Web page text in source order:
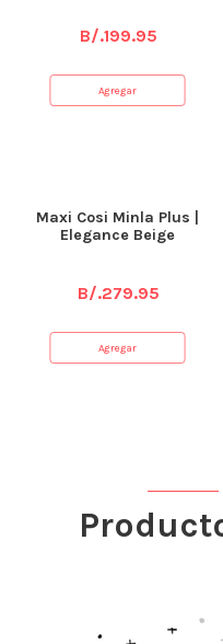
B/.199.95
Agregar
Maxi Cosi Minla Plus |
Elegance Beige
B/.279.95
Agregar